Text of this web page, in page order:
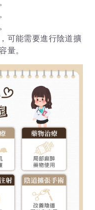
可能需要進行陰道擴
量。